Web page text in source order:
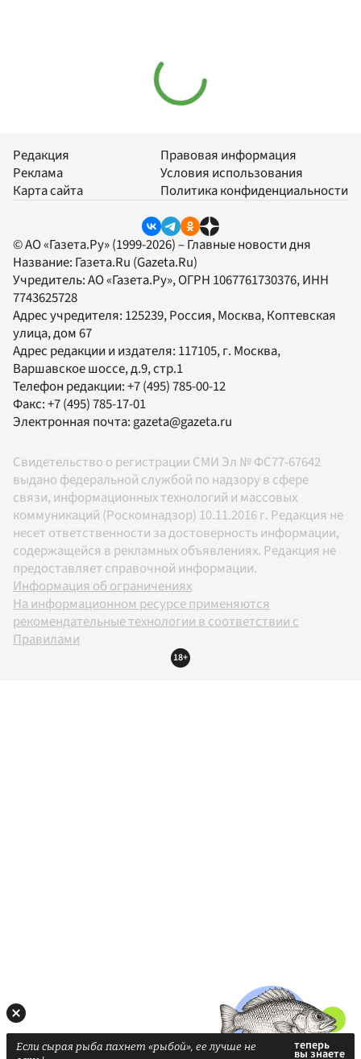
Редакция
Реклама
Карта сайта
Правовая информация
Условия использования
Политика конфиденциальности
© АО «Газета.Ру» (1999-2026) – Главные новости дня
Название: Газета.Ru (Gazeta.Ru)
Учредитель:АО «Газета.Ру», ОГРН 1067761730376, ИНН
7743625728
Адрес учредителя: 125239, Россия, Москва, Коптевская
улица, дом 67
Адрес редакции и издателя: 117105, г. Москва,
Варшавское шоссе, д.9, стр.1
Телефон редакции:+7 (495) 785-00-12
Факс:+7 (495) 785-17-01
Электронная почта: gazeta@gazeta.ru
Свидетельство о регистрации СМИ Эл № ФС77-67642
выдано федеральной службой по надзору в сфере
связи, информационных технологий и массовых
коммуникаций (Роскомнадзор) 10.11.2016 г. Редакция не
несет ответственности за достоверность информации,
содержащейся в рекламных объявлениях. Редакция не
предоставляет справочной информации.
Информация об ограничениях
На информационном ресурсе применяются
рекомендательные технологии в соответствии с
Правилами
18+
Если сырая рыба пахнет «рыбой», ее лучше не